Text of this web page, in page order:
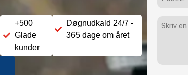
+500
Glade
kunder
Døgnudkald 24/7 -
365 dage om året